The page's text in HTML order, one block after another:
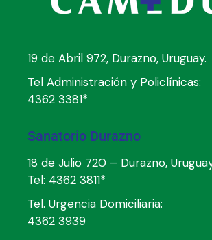
19 de Abril 972, Durazno, Uruguay.
Tel Administración y Policlínicas:
4362 3381*
Sanatorio Durazno
18 de Julio 720 – Durazno,
Tel: 4362 3811*
Tel. Urgencia Domiciliaria:
4362 3939